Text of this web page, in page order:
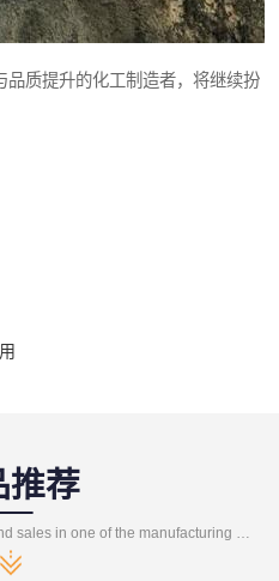
质提升的化工制造者，将继续扮
推荐
Development, design, production and sales in one of the manufacturing enterprises